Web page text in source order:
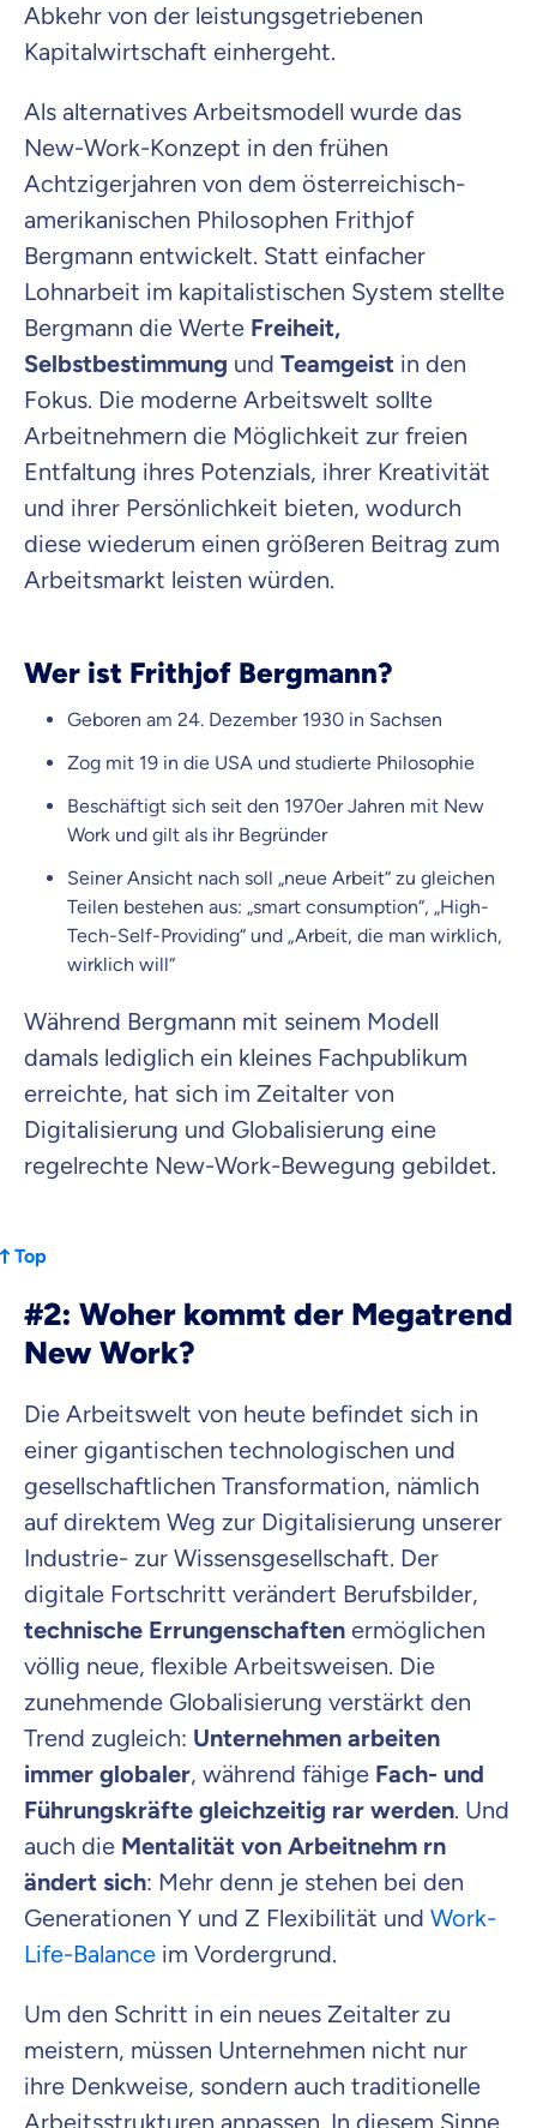
Abkehr von der leistungsgetriebenen
Kapitalwirtschaft einhergeht.
Als alternatives Arbeitsmodell wurde das
New-Work-Konzept in den frühen
Achtzigerjahren von dem österreichisch-
amerikanischen Philosophen Frithjof
Bergmann entwickelt. Statt einfacher
Lohnarbeit im kapitalistischen System stellte
Bergmann die Werte Freiheit,
Selbstbestimmung und Teamgeist in den
Fokus. Die moderne Arbeitswelt sollte
Arbeitnehmern die Möglichkeit zur freien
Entfaltung ihres Potenzials, ihrer Kreativität
und ihrer Persönlichkeit bieten, wodurch
diese wiederum einen größeren Beitrag zum
Arbeitsmarkt leisten würden.
Wer ist Frithjof Bergmann?
Geboren am 24. Dezember 1930 in Sachsen
Zog mit 19 in die USA und studierte Philosophie
Beschäftigt sich seit den 1970er Jahren mit New
Work und gilt als ihr Begründer
Seiner Ansicht nach soll „neue Arbeit“ zu gleichen
Teilen bestehen aus: „smart consumption“, „High-
Tech-Self-Providing“ und „Arbeit, die man wirklich,
wirklich will“
Während Bergmann mit seinem Modell
damals lediglich ein kleines Fachpublikum
erreichte, hat sich im Zeitalter von
Digitalisierung und Globalisierung eine
regelrechte New-Work-Bewegung gebildet.
Top
#2: Woher kommt der Megatrend
New Work?
Die Arbeitswelt von heute befindet sich in
einer gigantischen technologischen und
gesellschaftlichen Transformation, nämlich
auf direktem Weg zur Digitalisierung unserer
Industrie- zur Wissensgesellschaft. Der
digitale Fortschritt verändert Berufsbilder,
technische Errungenschaften ermöglichen
völlig neue, flexible Arbeitsweisen. Die
zunehmende Globalisierung verstärkt den
Trend zugleich: Unternehmen arbeiten
immer globaler, während fähige Fach- und
Führungskräfte gleichzeitig rar werden. Und
auch die Mentalität von Arbeitnehm rn
ändert sich: Mehr denn je stehen bei den
Generationen Y und Z Flexibilität und Work-
Life-Balance im Vordergrund.
Um den Schritt in ein neues Zeitalter zu
meistern, müssen Unternehmen nicht nur
ihre Denkweise, sondern auch traditionelle
Arbeitsstrukturen anpassen. In diesem Sinne